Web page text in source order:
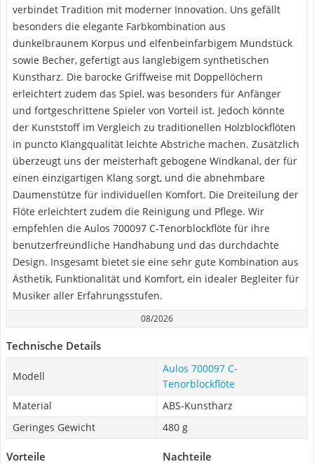
verbindet Tradition mit moderner Innovation. Uns gefällt
besonders die elegante Farbkombination aus
dunkelbraunem Korpus und elfenbeinfarbigem Mundstück
sowie Becher, gefertigt aus langlebigem synthetischen
Kunstharz. Die barocke Griffweise mit Doppellöchern
erleichtert zudem das Spiel, was besonders für Anfänger
und fortgeschrittene Spieler von Vorteil ist. Jedoch könnte
der Kunststoff im Vergleich zu traditionellen Holzblockflöten
in puncto Klangqualität leichte Abstriche machen. Zusätzlich
überzeugt uns der meisterhaft gebogene Windkanal, der für
einen einzigartigen Klang sorgt, und die abnehmbare
Daumenstütze für individuellen Komfort. Die Dreiteilung der
Flöte erleichtert zudem die Reinigung und Pflege. Wir
empfehlen die Aulos 700097 C-Tenorblockflöte für ihre
benutzerfreundliche Handhabung und das durchdachte
Design. Insgesamt bietet sie eine sehr gute Kombination aus
Ästhetik, Funktionalität und Komfort, ein idealer Begleiter für
Musiker aller Erfahrungsstufen.
08/2026
Technische Details
Modell
Aulos 700097 C-
Tenorblockflöte
Material
‎ABS-Kunstharz
Geringes Gewicht
480 g
Vorteile Nachteile